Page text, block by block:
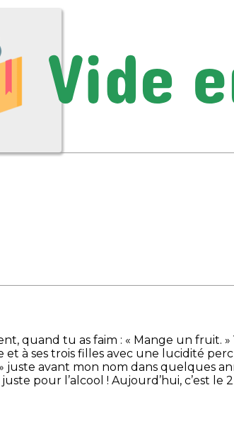
quand tu as faim : « Mange un fruit.
et à ses trois filles avec une lucidité
juste avant mon nom dans quelques
pour l’alcool ! Aujourd’hui, c’est